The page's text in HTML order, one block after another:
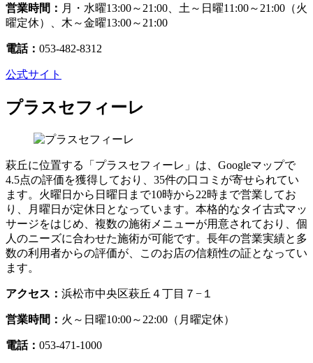
営業時間： 月・水曜13:00～21:00、土～日曜11:00～21:00（火
曜定休）、木～金曜13:00～21:00
電話： 053-482-8312
公式サイト
プラスセフィーレ
萩丘に位置する「プラスセフィーレ」は、Googleマップで
4.5点の評価を獲得しており、35件の口コミが寄せられてい
ます。火曜日から日曜日まで10時から22時まで営業してお
り、月曜日が定休日となっています。本格的なタイ古式マッ
サージをはじめ、複数の施術メニューが用意されており、個
人のニーズに合わせた施術が可能です。長年の営業実績と多
数の利用者からの評価が、このお店の信頼性の証となってい
ます。
アクセス： 浜松市中央区萩丘４丁目７−１
営業時間： 火～日曜10:00～22:00（月曜定休）
電話： 053-471-1000